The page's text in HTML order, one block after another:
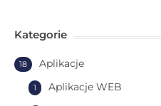
Kategorie
Aplikacje
18
Aplikacje WEB
1